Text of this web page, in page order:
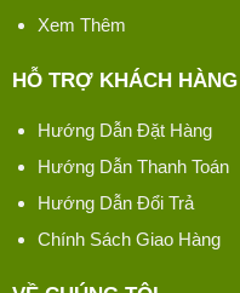
Xem Thêm
HỖ TRỢ KHÁCH HÀNG
Hướng Dẫn Đặt Hàng
Hướng Dẫn Thanh Toán
Hướng Dẫn Đổi Trả
Chính Sách Giao Hàng